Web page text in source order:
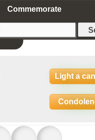
Commemorate
Light a